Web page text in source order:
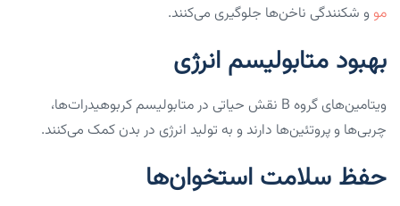
مو و شکنندگی ناخن‌ها جلوگیری می‌کنند.
بهبود متابولیسم انرژی
ویتامین‌های گروه B نقش حیاتی در متابولیسم کربوهیدرات‌ها،
چربی‌ها و پروتئین‌ها دارند و به تولید انرژی در بدن کمک می‌کنند.
حفظ سلامت استخوان‌ها